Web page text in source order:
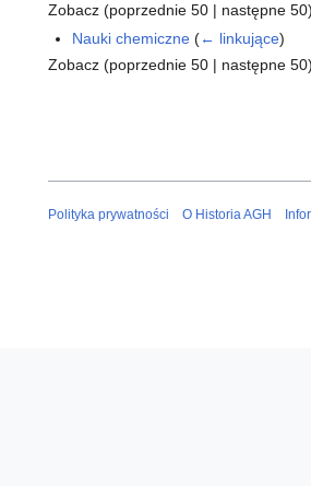
Zobacz (poprzednie 50 | następne 50
Nauki chemiczne (← linkujące)
Zobacz (poprzednie 50 | następne 50
Polityka prywatności O Historia AGH